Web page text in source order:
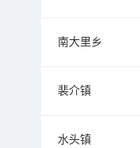
南大里乡
裴介镇
水头镇